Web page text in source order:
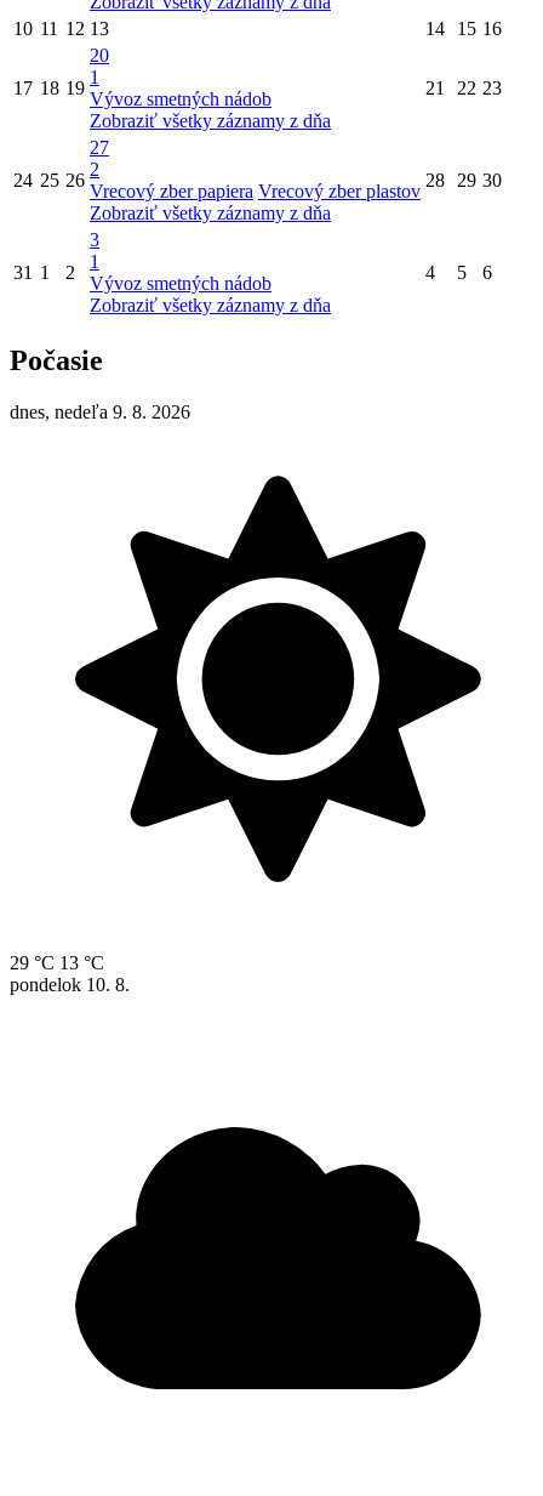
10 11 12 13 14 15 16
17 18 19
20
1
Vývoz smetných nádob
Zobraziť všetky záznamy z dňa
21 22 23
24 25 26
27
2
Vrecový zber papiera Vrecový zber plastov
Zobraziť všetky záznamy z dňa
28 29 30
31 1 2
3
1
Vývoz smetných nádob
Zobraziť všetky záznamy z dňa
4 5 6
Počasie
dnes, nedeľa 9. 8. 2026
29 °C 13 °C
pondelok 10. 8.